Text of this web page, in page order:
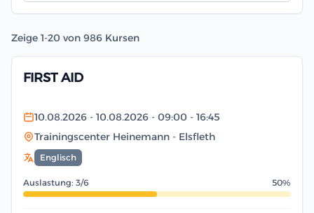
Zeige 1-20 von 986 Kursen
FIRST AID
10.08.2026 - 10.08.2026 - 09:00 - 16:45
Trainingscenter Heinemann - Elsfleth
Englisch
Auslastung: 3/6 50%